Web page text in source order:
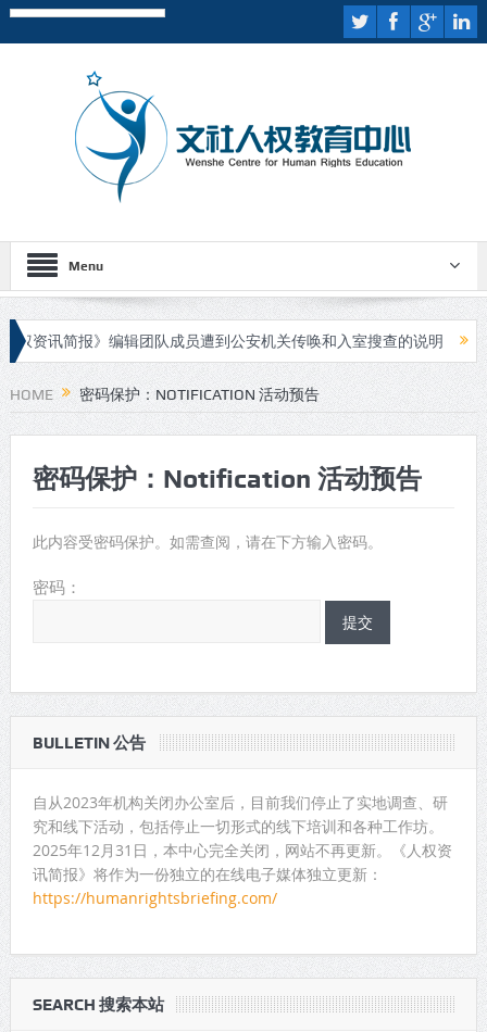
Menu
资讯简报》编辑团队成员遭到公安机关传唤和入室搜查的说明 伊
进行庭审
HOME 密码保护：NOTIFICATION 活动预告
密码保护：Notification 活动预告
此内容受密码保护。如需查阅，请在下方输入密码。
密码：
BULLETIN 公告
自从2023年机构关闭办公室后，目前我们停止了实地调查、研
究和线下活动，包括停止一切形式的线下培训和各种工作坊。
2025年12月31日，本中心完全关闭，网站不再更新。《人权资
讯简报》将作为一份独立的在线电子媒体独立更新：
https://humanrightsbriefing.com/
SEARCH 搜索本站